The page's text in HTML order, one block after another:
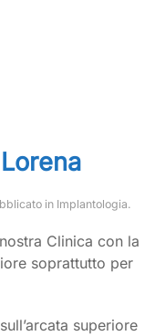
in Implantologia.
Clinica con la
soprattutto per
superiore